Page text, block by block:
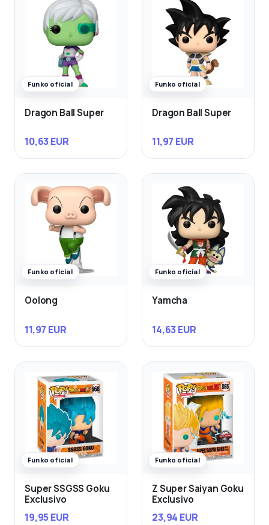
Funko oficial
Dragon Ball Super
10,63 EUR
Funko oficial
Dragon Ball Super
11,97 EUR
Funko oficial
Oolong
11,97 EUR
Funko oficial
Yamcha
14,63 EUR
Funko oficial
Super SSGSS Goku
Exclusivo
19,95 EUR
Funko oficial
Z Super Saiyan Goku
Exclusivo
23,94 EUR